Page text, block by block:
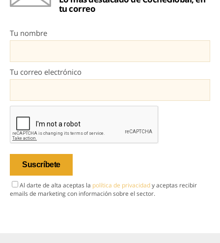
tu correo
Tu nombre
Tu correo electrónico
Al darte de alta aceptas la política de privacidady aceptas recibir
emails de marketing con información sobre el sector.